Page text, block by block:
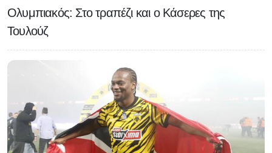
Ολυμπιακός: Στο τραπέζι και ο Κάσερες της
Τουλούζ